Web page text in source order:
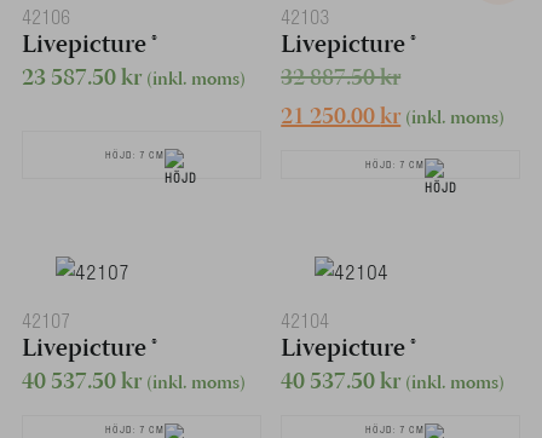
42106
Livepicture ®
23 587.50kr(inkl. moms)
HÖJD: 7 CM
42103
Livepicture ®
32 887.50krDet
ursprungliga
priset
var:
21 250.00krDet
nuvarande
priset
(inkl. moms)
HÖJD: 7 CM
42107
Livepicture ®
40 537.50kr(inkl. moms)
HÖJD: 7 CM
42104
Livepicture ®
40 537.50kr(inkl. moms)
HÖJD: 7 CM